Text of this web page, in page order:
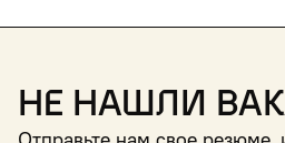
Не нашли